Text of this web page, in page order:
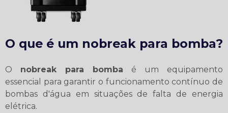
O que é um nobreak para bomba?
O nobreak para bomba é um equipamento
essencial para garantir o funcionamento contínuo de
bombas d'água em situações de falta de energia
elétrica.